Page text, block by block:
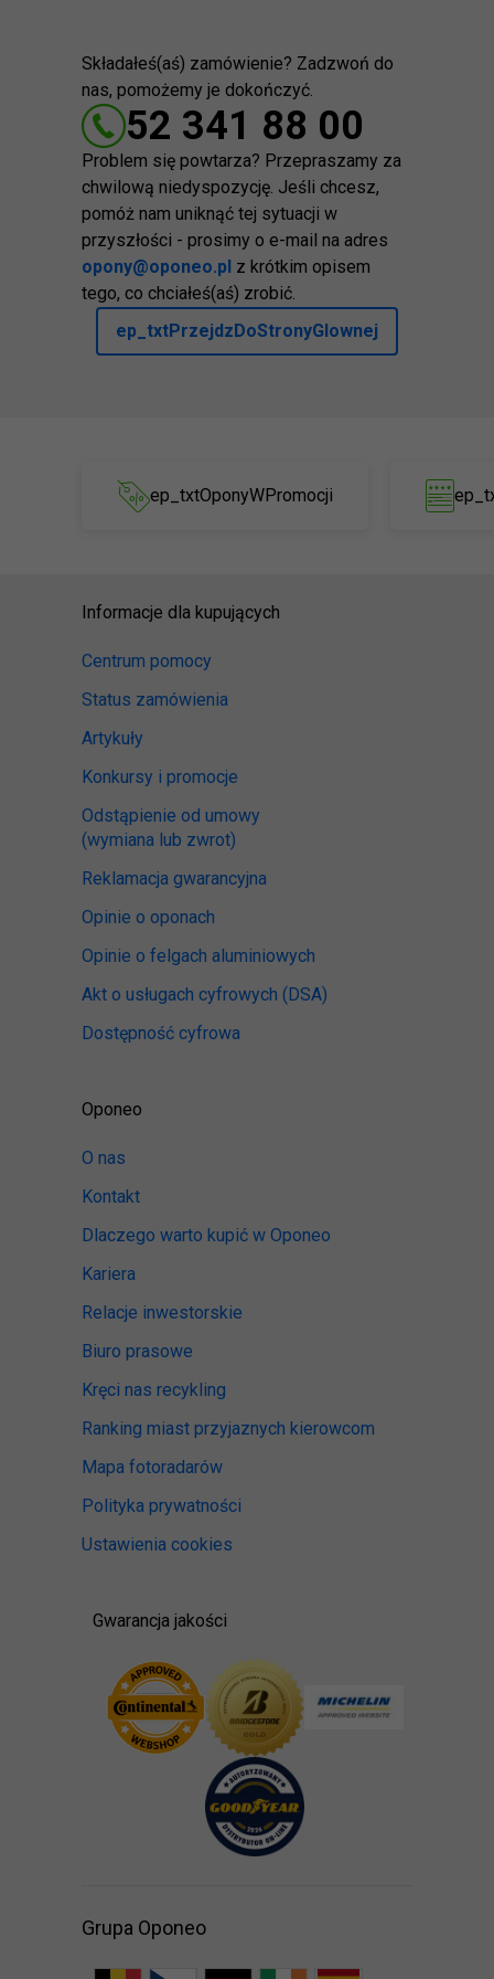
Składałeś(aś) zamówienie? Zadzwoń do
nas, pomożemy je dokończyć.
52 341 88 00
Problem się powtarza? Przepraszamy za
chwilową niedyspozycję. Jeśli chcesz,
pomóż nam uniknąć tej sytuacji w
przyszłości - prosimy o e-mail na adres
opony@oponeo.pl z krótkim opisem
tego, co chciałeś(aś) zrobić.
ep_txtPrzejdzDoStronyGlownej
ep_txtOponyWPromocji
Informacje dla kupujących
Centrum pomocy
Status zamówienia
Artykuły
Konkursy i promocje
Odstąpienie od umowy
(wymiana lub zwrot)
Reklamacja gwarancyjna
Opinie o oponach
Opinie o felgach aluminiowych
Akt o usługach cyfrowych (DSA)
Dostępność cyfrowa
Oponeo
O nas
Kontakt
Dlaczego warto kupić w Oponeo
Kariera
Relacje inwestorskie
Biuro prasowe
Kręci nas recykling
Ranking miast przyjaznych kierowcom
Mapa fotoradarów
Polityka prywatności
Ustawienia cookies
Gwarancja jakości
Grupa Oponeo